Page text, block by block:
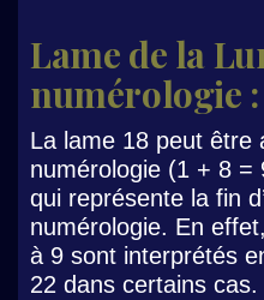
Lame de la
numérologie :
La lame 18 peut être
numérologie (1 + 8
qui représente la fin
numérologie. En
à 9 sont interprétés
22 dans certains cas.